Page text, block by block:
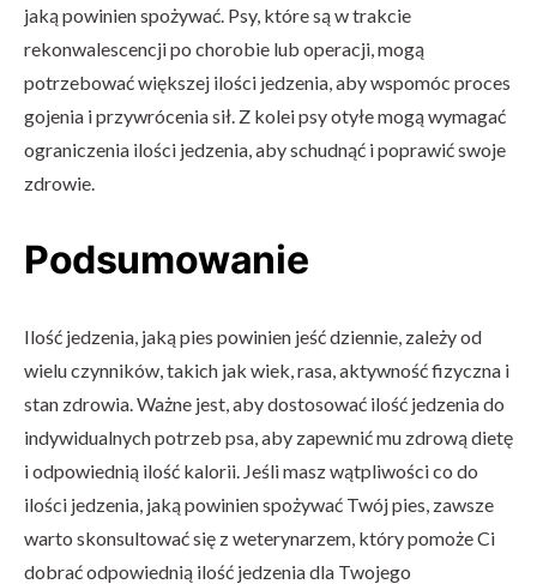
jaką powinien spożywać. Psy, które są w trakcie
rekonwalescencji po chorobie lub operacji, mogą
potrzebować większej ilości jedzenia, aby wspomóc proces
gojenia i przywrócenia sił. Z kolei psy otyłe mogą wymagać
ograniczenia ilości jedzenia, aby schudnąć i poprawić swoje
zdrowie.
Podsumowanie
Ilość jedzenia, jaką pies powinien jeść dziennie, zależy od
wielu czynników, takich jak wiek, rasa, aktywność fizyczna i
stan zdrowia. Ważne jest, aby dostosować ilość jedzenia do
indywidualnych potrzeb psa, aby zapewnić mu zdrową dietę
i odpowiednią ilość kalorii. Jeśli masz wątpliwości co do
ilości jedzenia, jaką powinien spożywać Twój pies, zawsze
warto skonsultować się z weterynarzem, który pomoże Ci
dobrać odpowiednią ilość jedzenia dla Twojego